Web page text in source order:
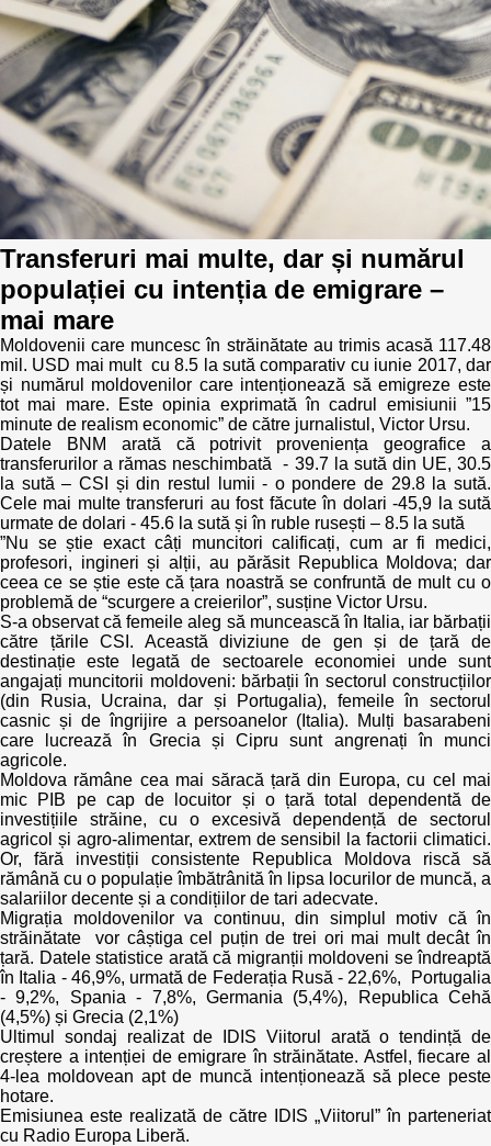
Rapoarte
Inițiative în derulare
Inițiative desfășurate
Manual de proceduri
Note & poziții​
Organigrama IDIS
Anunțuri
Consiliul consulativ internațional IDIS
Politici regionale
Bunele practici
Laborator sociometric
Transparența guvernării locale
People Watch
Proces democratic
Agenda Națională de Business
Puterea hibridă
15 minute de realism economic
Trend Hunter
Buletin EU-STRAT
Aplică la BUNELE PRACTICI
Transparența întreprinderilor de stat
Cele mai bune și cele mai proaste politici locale din
Moldova
Democrația, independența și transparența instituțiilor
publice-cheie din Moldova
Achiziții publice
Achizițiile publice în vizorul societății civile
Transferuri mai multe, dar și numărul
populației cu intenția de emigrare –
mai mare
Moldovenii care muncesc în străinătate au trimis acasă 117.48
mil. USD mai mult cu 8.5 la sută comparativ cu iunie 2017, dar
și numărul moldovenilor care intenționează să emigreze este
tot mai mare. Este opinia exprimată în cadrul emisiunii ”15
minute de realism economic” de către jurnalistul, Victor Ursu.
Datele BNM arată că potrivit proveniența geografice a
transferurilor a rămas neschimbată - 39.7 la sută din UE, 30.5
la sută – CSI și din restul lumii - o pondere de 29.8 la sută.
Cele mai multe transferuri au fost făcute în dolari -45,9 la sută
urmate de dolari - 45.6 la sută și în ruble rusești – 8.5 la sută
”Nu se știe exact câți muncitori calificați, cum ar fi medici,
profesori, ingineri și alții, au părăsit Republica Moldova; dar
ceea ce se știe este că țara noastră se confruntă de mult cu o
problemă de “scurgere a creierilor”, susține Victor Ursu.
S-a observat că femeile aleg să muncească în Italia, iar bărbații
către țările CSI. Această diviziune de gen și de țară de
destinație este legată de sectoarele economiei unde sunt
angajați muncitorii moldoveni: bărbații în sectorul construcțiilor
(din Rusia, Ucraina, dar și Portugalia), femeile în sectorul
casnic și de îngrijire a persoanelor (Italia). Mulți basarabeni
care lucrează în Grecia și Cipru sunt angrenați în munci
agricole.
Moldova rămâne cea mai săracă țară din Europa, cu cel mai
mic PIB pe cap de locuitor și o țară total dependentă de
investițiile străine, cu o excesivă dependență de sectorul
agricol și agro-alimentar, extrem de sensibil la factorii climatici.
Or, fără investiții consistente Republica Moldova riscă să
rămână cu o populație îmbătrânită în lipsa locurilor de muncă, a
salariilor decente și a condițiilor de tari adecvate.
Migrația moldovenilor va continuu, din simplul motiv că în
străinătate vor câștiga cel puțin de trei ori mai mult decât în
țară. Datele statistice arată că migranții moldoveni se îndreaptă
în Italia - 46,9%, urmată de Federația Rusă - 22,6%, Portugalia
- 9,2%, Spania - 7,8%, Germania (5,4%), Republica Cehă
(4,5%) și Grecia (2,1%)
Ultimul sondaj realizat de IDIS Viitorul arată o tendință de
creștere a intenției de emigrare în străinătate. Astfel, fiecare al
4-lea moldovean apt de muncă intenționează să plece peste
hotare.
Emisiunea este realizată de către IDIS „Viitorul” în parteneriat
cu Radio Europa Liberă.